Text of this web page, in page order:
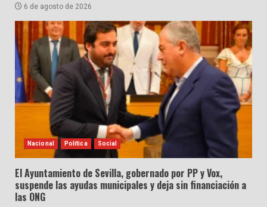
6 de agosto de 2026
Nacional Política Social
El Ayuntamiento de Sevilla, gobernado por PP y Vox,
suspende las ayudas municipales y deja sin financiación a
las ONG